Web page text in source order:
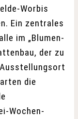
Worbis
Ein zentrales
im „Blumen-
der zu
die
Wochen-